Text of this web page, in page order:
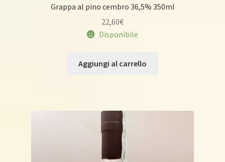
Grappa al pino cembro 36,5% 350ml
22,60€
Disponibile
Aggiungi al carrello